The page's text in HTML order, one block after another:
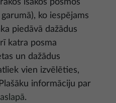
īsākos posmos
ko iespējams
piedāvā dažādus
katra posma
un dažādus
vien izvēlēties,
informāciju par
.